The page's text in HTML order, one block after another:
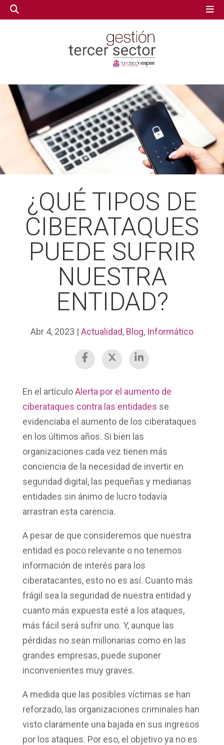
¿QUÉ TIPOS DE
CIBERATAQUES
PUEDE SUFRIR
NUESTRA
ENTIDAD?
Abr 4, 2023 | Actualidad, Blog, Informático
En el artículoAlerta por el aumento de
ciberataques contra las entidades se
evidenciaba el aumento de los ciberataques
en los últimos años. Si bien las
organizaciones cada vez tienen más
conciencia de la necesidad de invertir en
seguridad digital , las pequeñas y medianas
entidades sin ánimo de lucro todavía
arrastran esta carencia.
A pesar de que consideremos que nuestra
entidad es poco relevante o no tenemos
información de interés para los
ciberatacantes, esto no es así. Cuanto más
frágil sea la seguridad de nuestra entidad y
cuanto más expuesta esté a los ataques,
más fácil será sufrir uno. Y, aunque las
pérdidas no sean millonarias como en las
grandes empresas, puede suponer
inconvenientes muy graves.
A medida que las posibles víctimas se han
reforzado, las organizaciones criminales han
visto claramente una bajada en sus ingresos
por los ataques. Por eso, el objetivo ya no es
GESTIÓN TERCER SECTOR
CONECTA IA
VOLUNTARIADO.NET
GESTIÓN TERCER SECTOR
CONECTA IA
VOLUNTARIADO.NET